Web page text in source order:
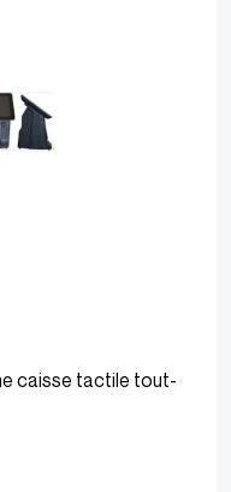
caisse tactile tout-